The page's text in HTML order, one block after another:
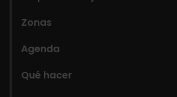
Zonas
Agenda
Qué hacer